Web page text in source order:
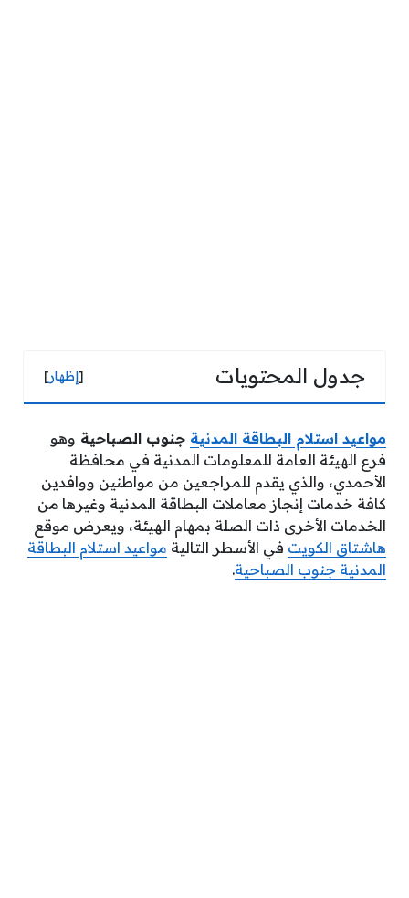
جدول المحتويات [إظهار]
مواعيد استلام البطاقة المدنية جنوب الصباحية وهو
فرع الهيئة العامة للمعلومات المدنية في محافظة
الأحمدي، والذي يقدم للمراجعين من مواطنين ووافدين
كافة خدمات إنجاز معاملات البطاقة المدنية وغيرها من
الخدمات الأخرى ذات الصلة بمهام الهيئة، ويعرض موقع
هاشتاق الكويت في الأسطر التالية مواعيد استلام البطاقة
المدنية جنوب الصباحية.